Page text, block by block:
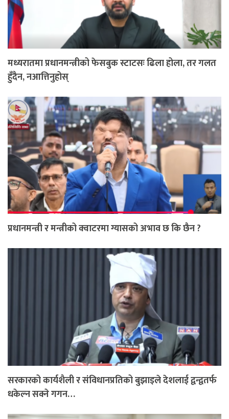
मध्यरातमा प्रधानमन्त्रीको फेसबुक स्टाटसः ढिला होला, तर गलत
हुँदैन, नआत्तिनुहोस्
प्रधानमन्त्री र मन्त्रीको क्वाटरमा ग्यासको अभाव छ कि छैन ?
सरकारको कार्यशैली र संविधानप्रतिको बुझाइले देशलाई द्वन्द्वतर्फ
धकेल्न सक्ने गगन…